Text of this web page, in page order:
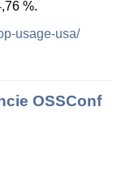
%.
usage-usa/
OSSConf